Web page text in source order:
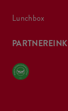
lunchbox
PARTNEREINK